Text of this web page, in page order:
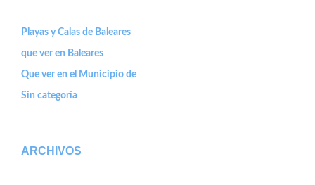
Playas y Calas de Baleares
que ver en Baleares
Que ver en el Municipio de
Sin categoría
ARCHIVOS